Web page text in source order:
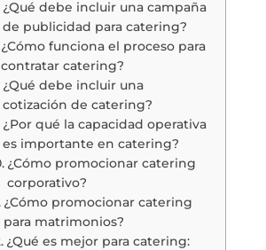
¿Qué debe incluir una campaña
de publicidad para catering?
¿Cómo funciona el proceso para
contratar catering?
¿Qué debe incluir una
cotización de catering?
¿Por qué la capacidad operativa
es importante en catering?
¿Cómo promocionar catering
corporativo?
¿Cómo promocionar catering
para matrimonios?
¿Qué es mejor para catering: